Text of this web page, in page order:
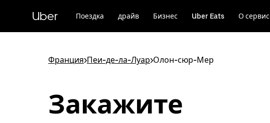
к
Uber Поездка драйв Бизнес Uber Eats О
Франция>Пеи-де-ла-Луар>Олон-сюр-Мер
Закажите